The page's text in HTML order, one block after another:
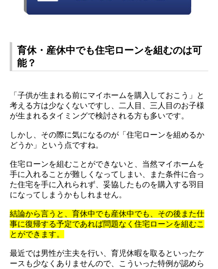
育休・産休中でも住宅ローンを組むのは可
能？
「子供が生まれる前にマイホームを購入しておこう」と
考える方は少なくないですし、二人目、三人目のお子様
が生まれるタイミングで検討される方も多いです。
しかし、その際に気になるのが「住宅ローンを組めるか
どうか」という点ですね。
住宅ローンを組むことができないと、当然マイホームを
手に入れることが難しくなってしまい、また条件に合っ
た住宅を手に入れられず、妥協したものを購入する羽目
になってしまうかもしれません。
結論から言うと、育休中でも産休中でも、その後また仕
事に復帰する予定であれば問題なく住宅ローンを組むこ
とができます。
最近では男性が主夫を行い、育児休暇を取るといったケ
ースも少なくありませんので、こういった特例が認めら